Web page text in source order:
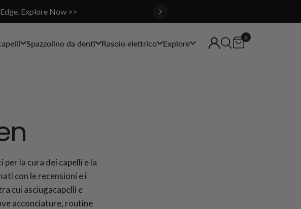
Explore Now >>
Spazzolino da denti Rasoio elettrico Explore
0
la cura dei capelli e la
con le recensioni e i
cui asciugacapelli e
acconciature, routine